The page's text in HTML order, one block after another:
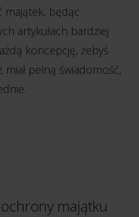
będąc
artykułach bardziej
koncepcję, żebyś
pełną świadomość,
majątku